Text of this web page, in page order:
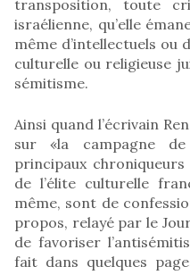
transposition, toute
israélienne, qu’elle
même d’intellectuels
culturelle ou religieuse
sémitisme.
Ainsi quand l’écrivain
sur «la campagne
principaux
de l’élite culturelle
même, sont de
propos, relayé par le
de favoriser
fait dans quelques